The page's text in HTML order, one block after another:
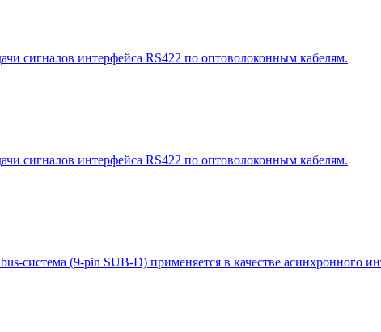
сигналов интерфейса RS422 по оптоволоконным кабелям.
сигналов интерфейса RS422 по оптоволоконным кабелям.
система (9-pin SUB-D) применяется в качестве асинхронного